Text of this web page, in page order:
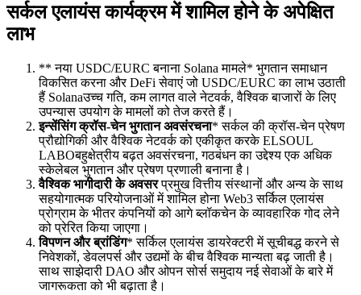
सर्कल एलायंस कार्यक्रम में शामिल होने के अपेक्षित
लाभ
** नया USDC/EURC बनाना Solana मामले* भुगतान समाधान
विकसित करना और DeFi सेवाएं जो USDC/EURC का लाभ उठाती
हैं Solanaउच्च गति, कम लागत वाले नेटवर्क, वैश्विक बाजारों के लिए
उपन्यास उपयोग के मामलों को तेज करते हैं।
इन्सेंसिंग क्रॉस-चेन भुगतान अवसंरचना* सर्कल की क्रॉस-चेन प्रेषण
प्रौद्योगिकी और वैश्विक नेटवर्क को एकीकृत करके ELSOUL
LABOबहुक्षेत्रीय बढ़त अवसंरचना, गठबंधन का उद्देश्य एक अधिक
स्केलेबल भुगतान और प्रेषण प्रणाली बनाना है।
वैश्विक भागीदारी के अवसरप्रमुख वित्तीय संस्थानों और अन्य के साथ
सहयोगात्मक परियोजनाओं में शामिल होना Web3 सर्किल एलायंस
प्रोग्राम के भीतर कंपनियों को आगे ब्लॉकचेन के व्यावहारिक गोद लेने
को प्रेरित किया जाएगा।
विपणन और ब्रांडिंग* सर्किल एलायंस डायरेक्टरी में सूचीबद्ध करने से
निवेशकों, डेवलपर्स और उद्यमों के बीच वैश्विक मान्यता बढ़ जाती है।
साथ साझेदारी DAO और ओपन सोर्स समुदाय नई सेवाओं के बारे में
जागरूकता को भी बढ़ाता है।